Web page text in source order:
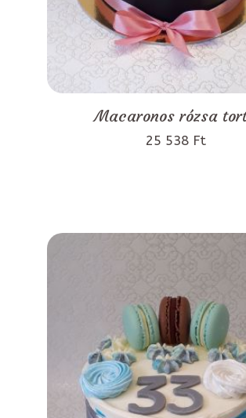
Macaronos rózsa
25 538 Ft